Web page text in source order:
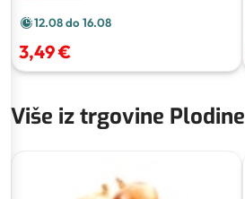
12.08 do 16.08
3,49 €
Više iz trgovine Plodine